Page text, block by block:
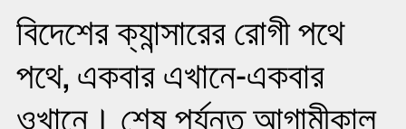
বিদেশের ক্যান্সারের রোগী পথে
পথে, একবার এখানে-একবার
ওখানে। শেষ পর্যন্ত আগামীকাল